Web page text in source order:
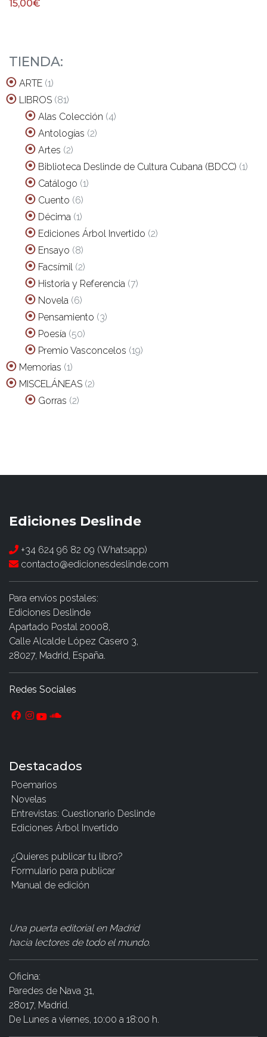
15,00€
TIENDA:
ARTE 11
producto
LIBROS 8181
productos
Alas Colección 44
Antologías 22
Artes 22
productos
Biblioteca Deslinde de Cultura Cubana (BDCC) 11
Catálogo 11
Cuento 66
productos
Décima 11
producto
Ediciones Árbol Invertido 22
Ensayo 88
productos
Facsímil 22
productos
Historia y Referencia 77
Novela 66
productos
Pensamiento 33
Poesía 5050
productos
Premio Vasconcelos 1919
Memorias 11
producto
MISCELÁNEAS 22
Gorras 22
Ediciones Deslinde
+34 624 96 82 09 (Whatsapp)
contacto@edicionesdeslinde.com
Para envíos postales:
Ediciones Deslinde
Apartado Postal 20008,
Calle Alcalde López Casero 3,
28027, Madrid, España.
Redes Sociales
Destacados
Poemarios
Novelas
Entrevistas: Cuestionario Deslinde
Ediciones Árbol Invertido
¿Quieres publicar tu libro?
Formulario para publicar
Manual de edición
Una puerta editorial en Madrid
hacia lectores de todo el mundo.
Oficina:
Paredes de Nava 31,
28017, Madrid.
De Lunes a viernes, 10:00 a 18:00 h.